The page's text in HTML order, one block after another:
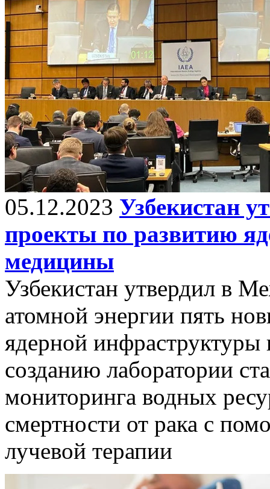
05.12.2023 Узбекистан
проекты по развитию
медицины
Узбекистан утвердил в
атомной энергии пять
ядерной
созданию лаборатории
мониторинга водных
смертности от рака с
лучевой терапии